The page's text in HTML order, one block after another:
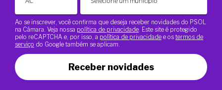
Ao se inscrever, você confirma que deseja receber novidades do PSOL
na Câmara. Veja nossa política de privacidade . Este site é protegido
pelo reCAPTCHA e, por isso, a política de privacidade e os termos de
serviço do Google também se aplicam.
Receber novidades